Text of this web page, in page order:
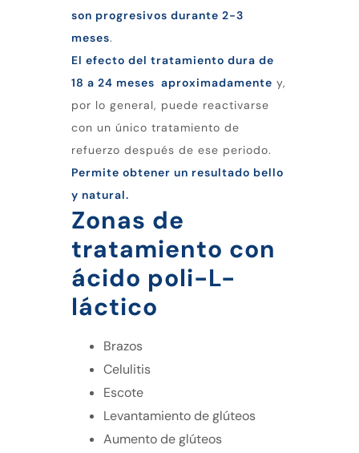
son progresivos durante 2-3
meses.
El efecto del tratamiento dura de
18 a 24 meses aproximadamente y,
por lo general, puede reactivarse
con un único tratamiento de
refuerzo después de ese periodo.
Permite obtener un resultado bello
y natural.
Zonas de
tratamiento con
ácido poli-L-
láctico
Brazos
Celulitis
Escote
Levantamiento de glúteos
Aumento de glúteos